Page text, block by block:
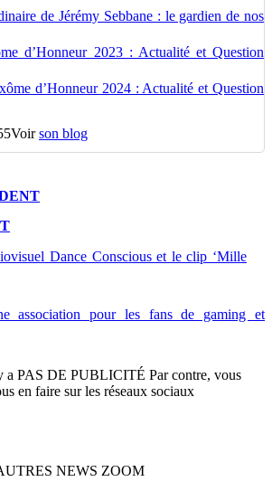
de Jérémy Sebbane : le gardien de nos
d’Honneur 2023 : Actualité et Question
d’Honneur 2024 : Actualité et Question
Voirson blog
Dance Conscious et le clip ‘Mille
association pour les fans de gaming et
a PAS DE PUBLICITÉ Par contre, vous
en faire sur les réseaux sociaux
NEWS ZOOM